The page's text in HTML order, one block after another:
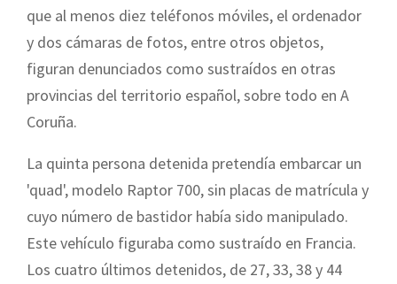
que al menos diez teléfonos móviles, el ordenador
y dos cámaras de fotos, entre otros objetos,
figuran denunciados como sustraídos en otras
provincias del territorio español, sobre todo en A
Coruña.
La quinta persona detenida pretendía embarcar un
'quad', modelo Raptor 700, sin placas de matrícula y
cuyo número de bastidor había sido manipulado.
Este vehículo figuraba como sustraído en Francia.
Los cuatro últimos detenidos, de 27, 33, 38 y 44